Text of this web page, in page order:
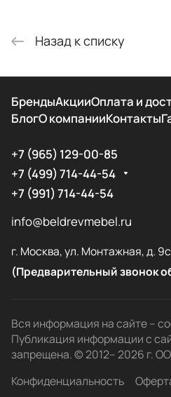
Назад к списку
БрендыАкцииОплата и
БлогО компанииКонтакты
+7 (965) 129-00-85
+7 (499) 714-44-54
+7 (991) 714-44-54
info@beldrevmebel.ru
г. Москва, ул. Монтажная, д.
(Предварительный звонок
Вся информация на сайте –
Публикация информации с
запрещена. © 2012– 2026 г.
Конфиденциальность